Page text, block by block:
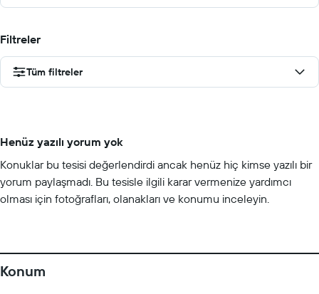
Filtreler
Tüm filtreler
Henüz yazılı yorum yok
Konuklar bu tesisi değerlendirdi ancak henüz hiç kimse yazılı bir
yorum paylaşmadı. Bu tesisle ilgili karar vermenize yardımcı
olması için fotoğrafları, olanakları ve konumu inceleyin.
Konum